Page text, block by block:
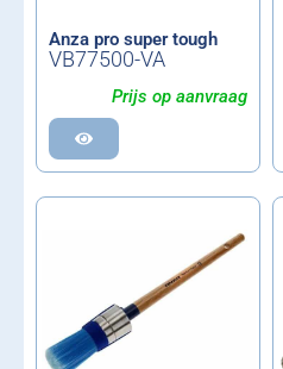
Anza pro super tough
VB77500-VA
Prijs op aanvraag